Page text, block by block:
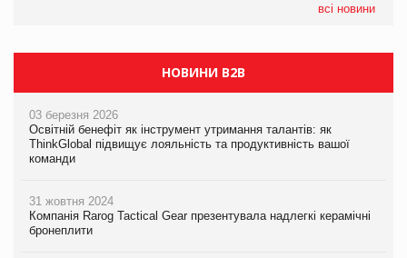
всі новини
НОВИНИ B2B
03 березня 2026
Освітній бенефіт як інструмент утримання талантів: як
ThinkGlobal підвищує лояльність та продуктивність вашої
команди
31 жовтня 2024
Компанія Rarog Tactical Gear презентувала надлегкі керамічні
бронеплити